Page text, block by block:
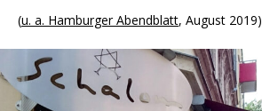
(u. a. Hamburger Abendblatt, August 2019)